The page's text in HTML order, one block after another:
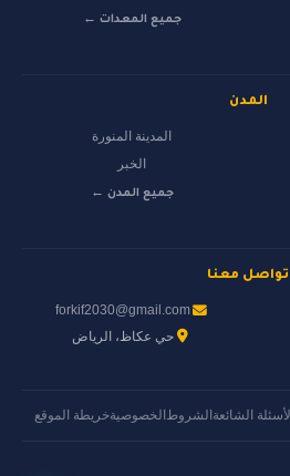
جميع المعدات ←
المدن
المدينة المنورة
الخبر
جميع المدن ←
تواصل معنا
forkif2030@gmail.com
حي عكاظ، الرياض
الشائعةالشروط الخصوصيةخريطة الموقع